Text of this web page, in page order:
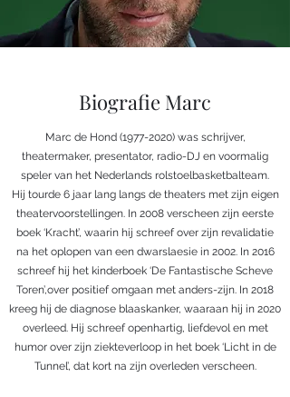
Biografie Marc
Marc de Hond (1977-2020)was schrijver,
theatermaker, presentator, radio-DJ en voormalig
speler van het Nederlands rolstoelbasketbalteam.
Hij tourde 6 jaar lang langs de theaters met zijn eigen
theatervoorstellingen. In 2008 verscheen zijn eerste
boek ‘Kracht’, waarin hij schreef over zijn revalidatie
na het oplopen van een dwarslaesie in 2002. In 2016
schreef hij het kinderboek ‘De Fantastische Scheve
Toren’,over positief omgaan met anders-zijn. In 2018
kreeg hij de diagnose blaaskanker, waaraan hij in 2020
overleed. Hij schreef openhartig, liefdevol en met
humor over zijn ziekteverloop in het boek ‘Licht in de
Tunnel’, dat kort na zijn overleden verscheen.